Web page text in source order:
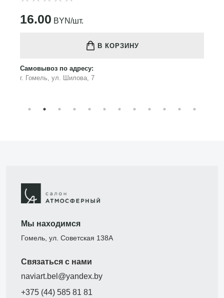
16.00 BYN/шт.
В КОРЗИНУ
Самовывоз по адресу:
г. Гомель, ул. Шилова, 7
Мы находимся
Гомель, ул. Советская 138А
Связаться с нами
naviart.bel@yandex.by
+375 (44) 585 81 81